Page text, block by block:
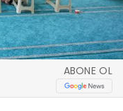
ABONE OL